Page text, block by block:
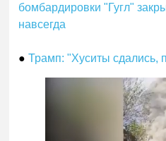
бомбардировки "Гугл"
навсегда
● Трамп: "Хуситы сдались,